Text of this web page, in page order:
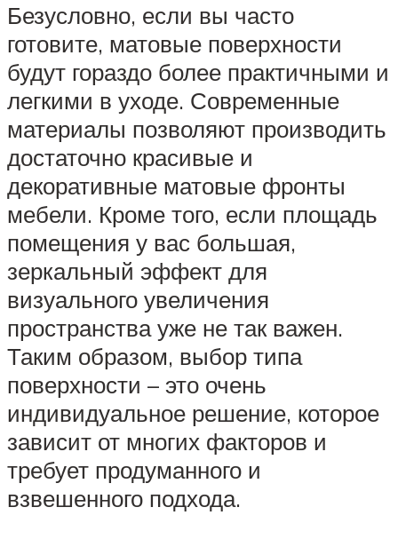
Безусловно, если вы часто
готовите, матовые поверхности
будут гораздо более практичными и
легкими в уходе. Современные
материалы позволяют производить
достаточно красивые и
декоративные матовые фронты
мебели. Кроме того, если площадь
помещения у вас большая,
зеркальный эффект для
визуального увеличения
пространства уже не так важен.
Таким образом, выбор типа
поверхности – это очень
индивидуальное решение, которое
зависит от многих факторов и
требует продуманного и
взвешенного подхода.